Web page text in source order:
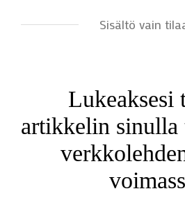
Sisältö vain
Lukeaksesi
artikkelin sinulla